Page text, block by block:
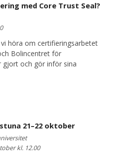
med Core Trust Seal?
höra om certifieringsarbetet
Bolincentret för
gjort och gör inför sina
21–22 oktober
kl. 12.00